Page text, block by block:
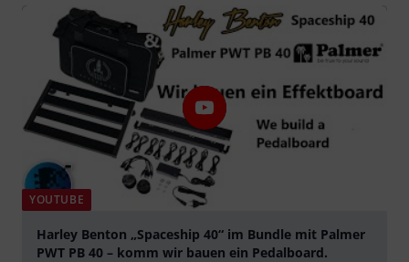
YOUTUBE
Harley Benton „Spaceship 40“ im Bundle mit Palmer
PWT PB 40 – komm wir bauen ein Pedalboard.